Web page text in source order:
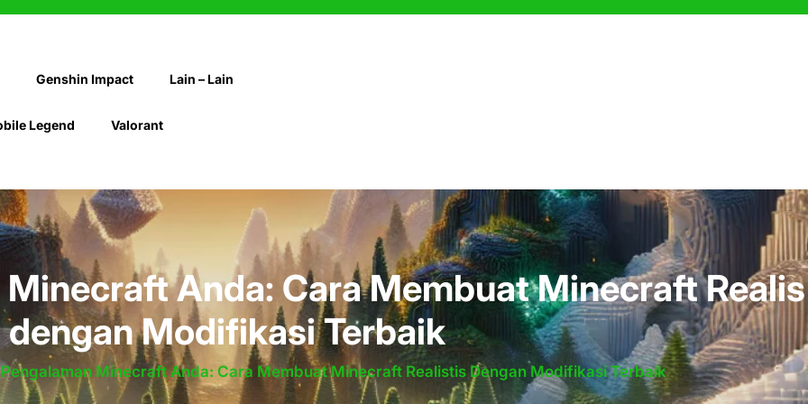
Genshin Impact Lain – Lain
Legend Valorant
Anda: Cara Membuat Minecraft Realis
Modifikasi Terbaik
Minecraft Anda: Cara Membuat Minecraft Realistis Dengan Modifikasi Terbaik